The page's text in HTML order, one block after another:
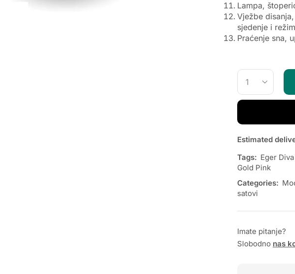
Lampa,
Vježbe
sjedenje i
Praćenje sna,
Estimated
Tags: Eger
Gold Pink
Categories:
satovi
Imate pitanje?
Slobodno nas